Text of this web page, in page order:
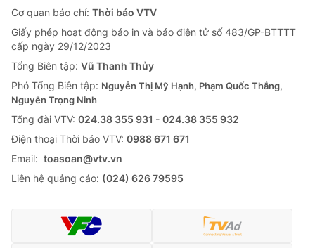
Cơ quan báo chí: Thời báo VTV
Giấy phép hoạt động báo in và báo điện tử số 483/GP-BTTTT
cấp ngày 29/12/2023
Tổng Biên tập: Vũ Thanh Thủy
Phó Tổng Biên tập: Nguyễn Thị Mỹ Hạnh, Phạm Quốc Thắng,
Nguyễn Trọng Ninh
Tổng đài VTV: 024.38 355 931 - 024.38 355 932
Ðiện thoại Thời báo VTV: 0988 671 671
Email: toasoan@vtv.vn
Liên hệ quảng cáo: (024) 626 79595